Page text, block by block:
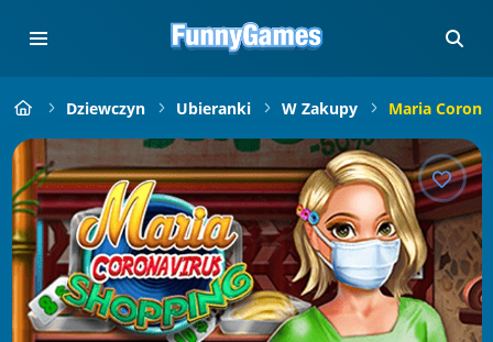
Dziewczyn Ubieranki W Zakupy Maria